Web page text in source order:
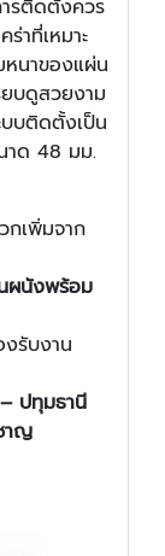
รติดตั้งควร
ร่าที่เหมาะ
หนาของแผ่น
บดูสวยงาม
บติดตั้งเป็น
าด 48 มม.
กเพิ่มจาก
ผนังพร้อม
งรับงาน
ปทุมธานี
าญ